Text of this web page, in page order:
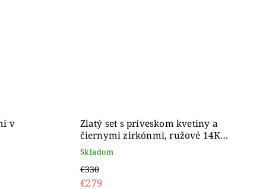
v
Zlatý set s príveskom kvetiny a
čiernymi zirkónmi, ružové 14K
zlato
Skladom
€330
€279